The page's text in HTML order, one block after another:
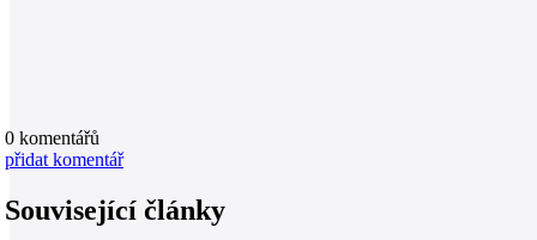
0 komentářů
přidat komentář
Související články